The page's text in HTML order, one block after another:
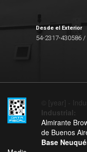
Desde el Exterior
54-2317-430586
© [year] -
Industrial:
Almirante
de Buenos
Base